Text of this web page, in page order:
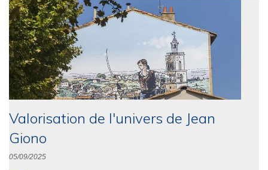
Valorisation de l'univers de Jean
Giono
05/09/2025